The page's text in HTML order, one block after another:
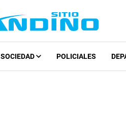
SOCIEDAD POLICIALES